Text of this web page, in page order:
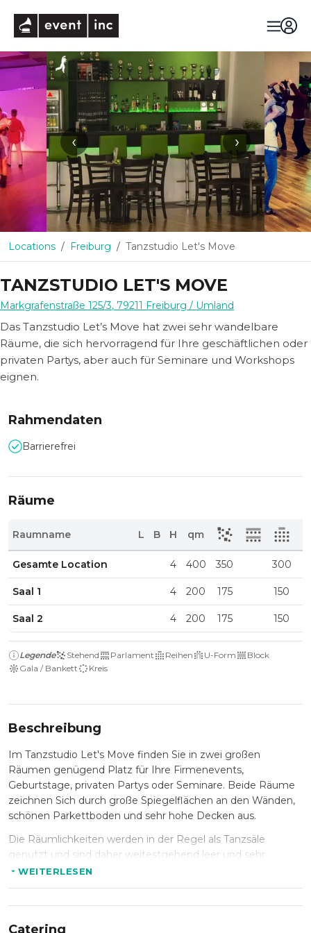
‹ ›
Locations Freiburg Tanzstudio Let's Move
TANZSTUDIO LET'S MOVE
Markgrafenstraße 125/3, 79211 Freiburg / Umland
Das Tanzstudio Let’s Move hat zwei sehr wandelbare
Räume, die sich hervorragend für Ihre geschäftlichen oder
privaten Partys, aber auch für Seminare und Workshops
eignen.
Rahmendaten
Barrierefrei
Räume
Raumname L B H qm
Gesamte Location 4 400 350 300
Saal 1 4 200 175 150
Saal 2 4 200 175 150
Legende Stehend Parlament Reihen U-Form
Block
Gala / Bankett
Kreis
Beschreibung
Im Tanzstudio Let's Move finden Sie in zwei großen
Räumen genügend Platz für Ihre Firmenevents,
Geburtstage, privaten Partys oder Seminare. Beide Räume
zeichnen Sich durch große Spiegelflächen an den Wänden,
schönen Parkettboden und sehr hohe Decken aus.
Die Räumlichkeiten werden in der Regel als Tanzsäle
genutzt und sind daher weitestgehend leer und sehr
wandelbar. Ausgelassene Partys mit großer Tanzfläche sind
im Tanzstudio Let's Move genauso möglich, wie spannende
WEITERLESEN
Catering